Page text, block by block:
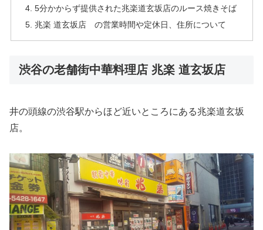
5分かからず提供された兆楽道玄坂店のルース焼きそば
兆楽 道玄坂店 の営業時間や定休日、住所について
渋谷の老舗街中華料理店 兆楽 道玄坂店
井の頭線の渋谷駅からほど近いところにある兆楽道玄坂
店。